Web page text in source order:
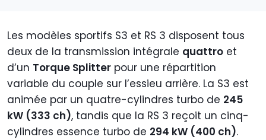
Les modèles sportifs S3 et RS 3 disposent tous
deux de la transmission intégrale quattro et
d’un Torque Splitter pour une répartition
variable du couple sur l’essieu arrière. La S3 est
animée par un quatre-cylindres turbo de 245
kW (333 ch), tandis que la RS 3 reçoit un cinq-
cylindres essence turbo de 294 kW (400 ch).